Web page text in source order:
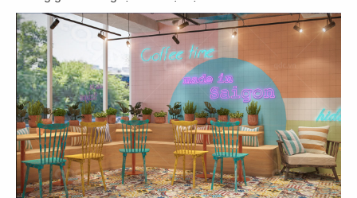
CN Marina IFC CN Thiso Mall Sala
55
BẮC KIM THANG
CN Crescent Mall
56
BẮC KIM THANG
CN Estella Palace